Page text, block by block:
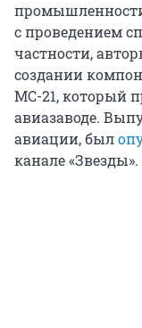
с проведением
частности,
создании
МС-21, который
авиазаводе.
авиации, был
канале «Звезды».